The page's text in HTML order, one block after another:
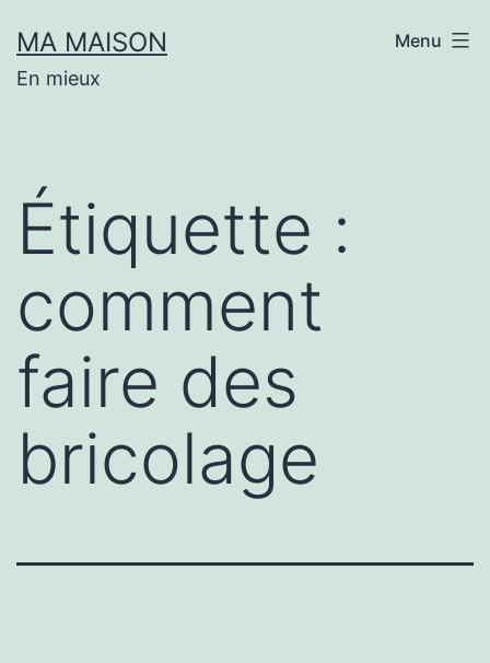
au
contenu
MA MAISON
En mieux
Menu
Étiquette :
comment
faire des
bricolage